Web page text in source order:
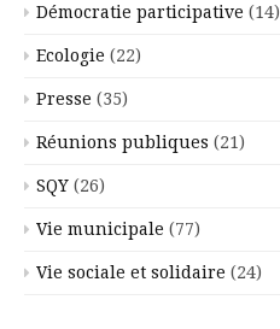
Démocratie participative (14)
Ecologie (22)
Presse (35)
Réunions publiques (21)
SQY (26)
Vie municipale (77)
Vie sociale et solidaire (24)